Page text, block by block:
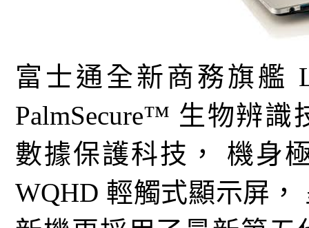
富士通全新商務旗艦
PalmSecure™ 生物辨識
數據保護科技， 機身
WQHD 輕觸式顯示屏